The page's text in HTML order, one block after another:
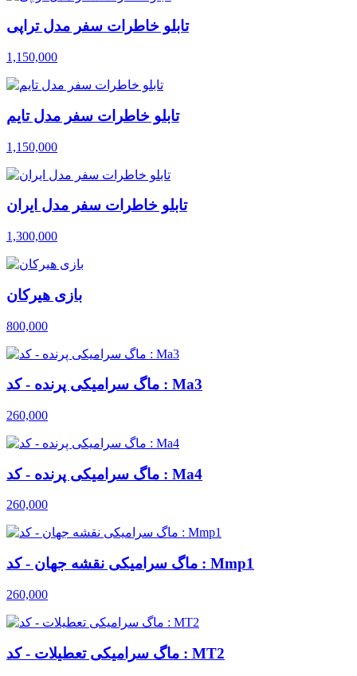
تابلو خاطرات سفر مدل تراپی
1,150,000
تابلو خاطرات سفر مدل تایم
1,150,000
تابلو خاطرات سفر مدل ایران
1,300,000
بازی هیرکان
800,000
ماگ سرامیکی پرنده - کد : Ma3
260,000
ماگ سرامیکی پرنده - کد : Ma4
260,000
ماگ سرامیکی نقشه جهان - کد : Mmp1
260,000
ماگ سرامیکی تعطیلات - کد : MT2